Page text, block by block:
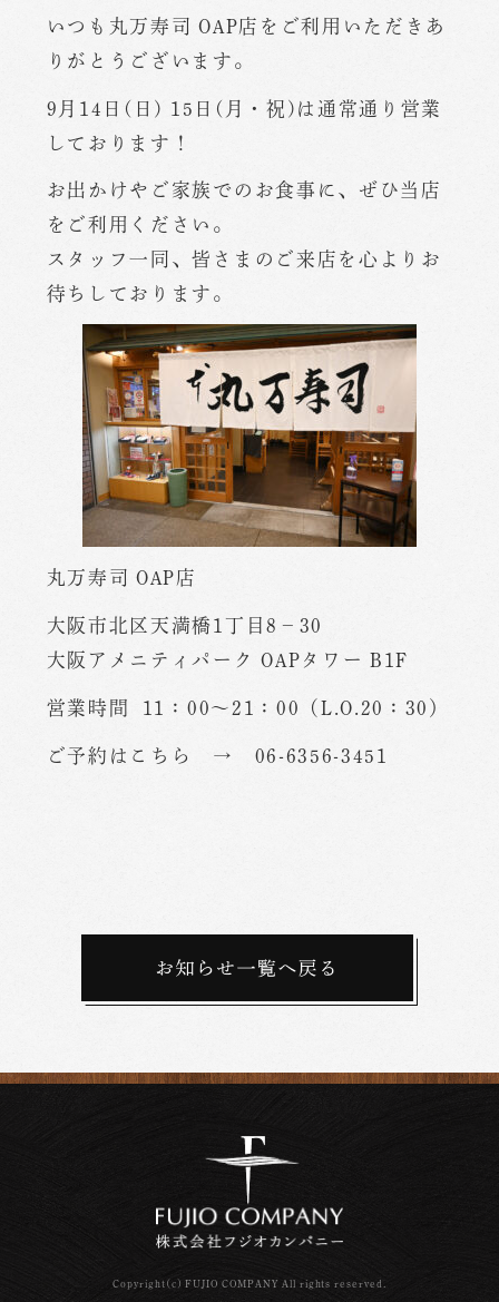
いつも丸万寿司 OAP店をご利用いただきあ
りがとうございます。
9月14日(日) 15日(月・祝)は通常通り営業
しております！
お出かけやご家族でのお食事に、ぜひ当店
をご利用ください。
スタッフ一同、皆さまのご来店を心よりお
待ちしております。
丸万寿司 OAP店
大阪市北区天満橋1丁目8−30
大阪アメニティパーク OAPタワー B1F
営業時間 11：00～21：00（L.O.20：30）
ご予約はこちら → 06-6356-3451
Copyright(c) FUJIO COMPANY All rights reserved.